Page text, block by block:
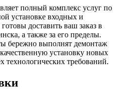
полный комплекс услуг по
установке входных и
доставить ваш заказ в
а также за его пределы.
бережно выполнят демонтаж
установку новых
технологических требований.